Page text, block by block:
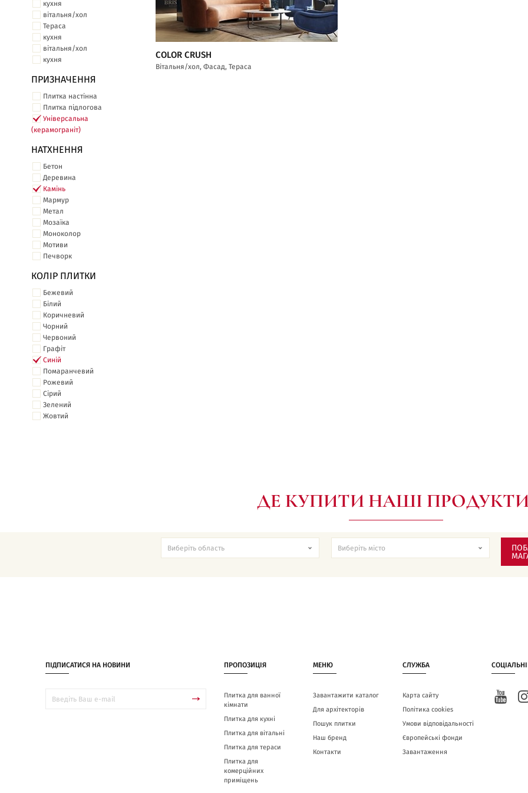
кухня
вітальня/хол
Тераса
кухня
вітальня/хол
кухня
ПРИЗНАЧЕННЯ
Плитка настінна
Плитка підлогова
Універсальна
(керамограніт)
НАТХНЕННЯ
Бетон
Деревина
Камінь
Мармур
Метал
Мозаїка
Моноколор
Мотиви
Печворк
КОЛІР ПЛИТКИ
Бежевий
Білий
Коричневий
Чорний
Червоний
Графіт
Синій
Помаранчевий
Рожевий
Сірий
Зелений
Жовтий
COLOR CRUSH
Вітальня/хол, Фасад, Тераса
ДЕ КУПИТИ НАШІ
ПІДПИСАТИСЯ НА НОВИНИ ПРОПОЗИЦІЯ
Плитка для ванної
кімнати
Плитка для кухні
Плитка для вітальні
Плитка для тераси
Плитка для
комерційних
приміщень
МЕНЮ
Завантажити каталог
Для архітекторів
Пошук плитки
Наш бренд
Контакти
СЛУЖБА
Карта сайту
Політика cookies
Умови відповідальності
Європейські фонди
Завантаження